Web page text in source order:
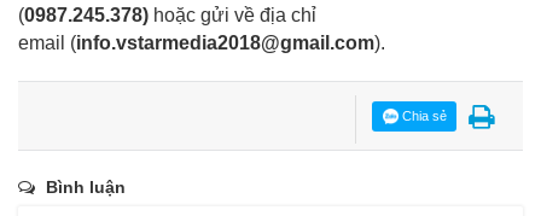
(0987.245.378) hoặc gửi về địa chỉ
email (info.vstarmedia2018@gmail.com).
Chia sẻ
Bình luận